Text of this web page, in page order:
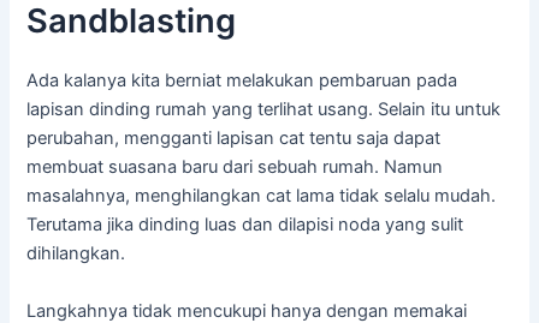
Sandblasting
Ada kalanya kita berniat melakukan pembaruan pada
lapisan dinding rumah yang terlihat usang. Selain itu untuk
perubahan, mengganti lapisan cat tentu saja dapat
membuat suasana baru dari sebuah rumah. Namun
masalahnya, menghilangkan cat lama tidak selalu mudah.
Terutama jika dinding luas dan dilapisi noda yang sulit
dihilangkan.
Langkahnya tidak mencukupi hanya dengan memakai